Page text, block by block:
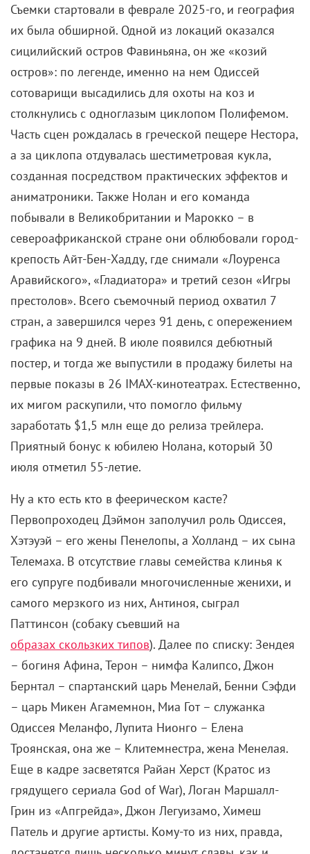
Съемки стартовали в феврале 2025-го, и география
их была обширной. Одной из локаций оказался
сицилийский остров Фавиньяна, он же «козий
остров»: по легенде, именно на нем Одиссей
сотоварищи высадились для охоты на коз и
столкнулись с одноглазым циклопом Полифемом.
Часть сцен рождалась в греческой пещере Нестора,
а за циклопа отдувалась шестиметровая кукла,
созданная посредством практических эффектов и
аниматроники. Также Нолан и его команда
побывали в Великобритании и Марокко – в
североафриканской стране они облюбовали город-
крепость Айт-Бен-Хадду, где снимали «Лоуренса
Аравийского», «Гладиатора» и третий сезон «Игры
престолов». Всего съемочный период охватил 7
стран, а завершился через 91 день, с опережением
графика на 9 дней. В июле появился дебютный
постер, и тогда же выпустили в продажу билеты на
первые показы в 26 IMAX-кинотеатрах. Естественно,
их мигом раскупили, что помогло фильму
заработать $1,5 млн еще до релиза трейлера.
Приятный бонус к юбилею Нолана, который 30
июля отметил 55-летие.
Ну а кто есть кто в феерическом касте?
Первопроходец Дэймон заполучил роль Одиссея,
Хэтэуэй – его жены Пенелопы, а Холланд – их сына
Телемаха. В отсутствие главы семейства клинья к
его супруге подбивали многочисленные женихи, и
самого мерзкого из них, Антиноя, сыграл
Паттинсон (собаку съевший на
образах скользких типов). Далее по списку: Зендея
– богиня Афина, Терон – нимфа Калипсо, Джон
Бернтал – спартанский царь Менелай, Бенни Сэфди
– царь Микен Агамемнон, Миа Гот – служанка
Одиссея Меланфо, Лупита Нионго – Елена
Троянская, она же – Клитемнестра, жена Менелая.
Еще в кадре засветятся Райан Херст (Кратос из
грядущего сериала God of War), Логан Маршалл-
Грин из «Апгрейда», Джон Легуизамо, Химеш
Патель и другие артисты. Кому-то из них, правда,